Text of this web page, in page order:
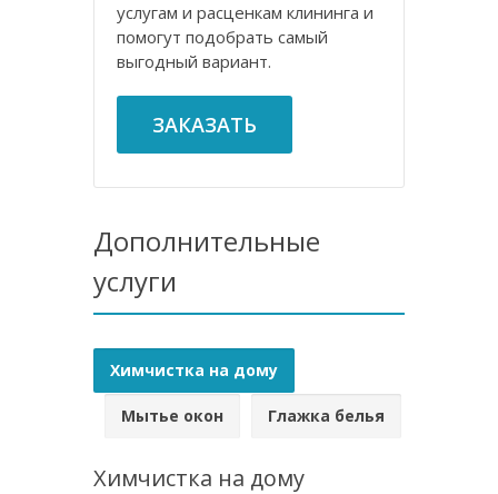
услугам и расценкам клининга и
помогут подобрать самый
выгодный вариант.
ЗАКАЗАТЬ
Дополнительные
услуги
Химчистка на дому
Мытье окон Глажка белья
Химчистка на дому